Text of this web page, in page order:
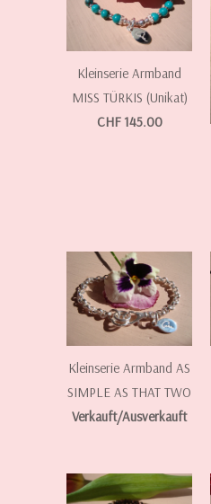
Kleinserie Armband
MISS TÜRKIS (Unikat)
CHF 145.00
Kleinserie Armband AS
SIMPLE AS THAT TWO
Verkauft/Ausverkauft